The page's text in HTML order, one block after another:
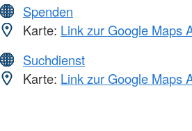
Spenden
Karte: Link zur Google Maps
Suchdienst
Karte: Link zur Google Maps